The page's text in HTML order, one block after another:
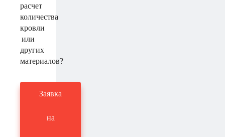
расчет
количества
кровли
или
других
материалов?
Заявка
на